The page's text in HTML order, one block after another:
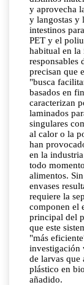
y aprovecha
y langostas y
intestinos
PET y el
habitual en la
responsables
precisan que
"busca
basados en
caracterizan
laminados
singulares
al calor o la
han
en la
todo
alimentos.
envases
requiere la
componen el
principal del
que este
"más
investigación
de larvas que
plástico en
añadido.